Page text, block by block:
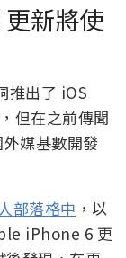
新將使
推出了 iOS
但在之前傳聞
媒基數開發
部落格中 ，以
iPhone 6 更